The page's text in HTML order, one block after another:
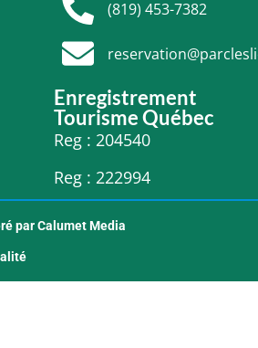
(819) 453-7382
Enregistrement
Tourisme Québec
Reg : 204540
Reg : 222994
par Calumet Media